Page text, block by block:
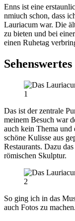
Enns ist eine
nmiuch schon, dass
Lauriacum war. Die
zu bieten und bei
einen Ruhetag
Das ist der zentrale
meinem Besuch war
auch kein Thema
schöne Kulisse aus
Restaurants. Dazu
römischen Skulptur.
So ging ich in das
auch Fotos zu